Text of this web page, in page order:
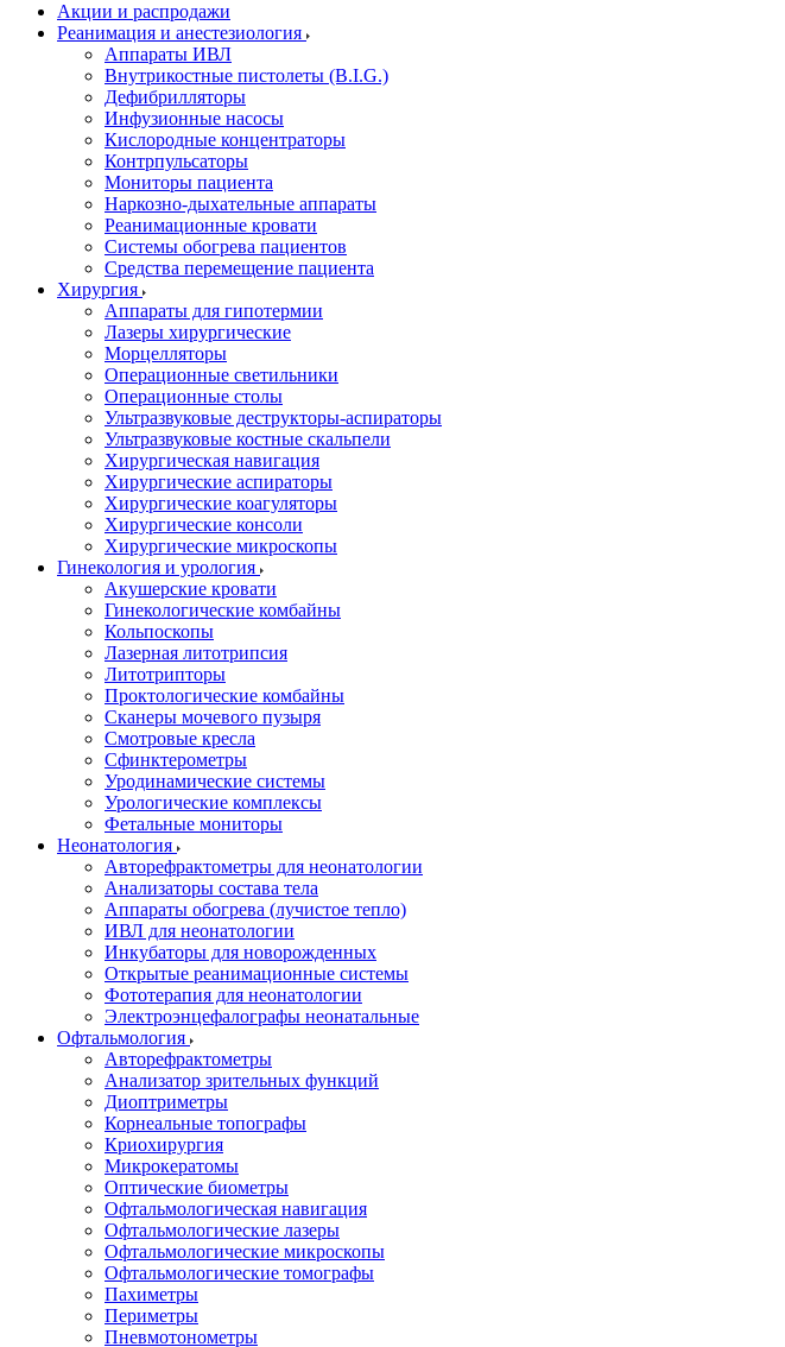
Акции и распродажи
Реанимация и анестезиология
Аппараты ИВЛ
Внутрикостные пистолеты (B.I.G.)
Дефибрилляторы
Инфузионные насосы
Кислородные концентраторы
Контрпульсаторы
Мониторы пациента
Наркозно-дыхательные аппараты
Реанимационные кровати
Системы обогрева пациентов
Средства перемещение пациента
Хирургия
Аппараты для гипотермии
Лазеры хирургические
Морцелляторы
Операционные светильники
Операционные столы
Ультразвуковые деструкторы-аспираторы
Ультразвуковые костные скальпели
Хирургическая навигация
Хирургические аспираторы
Хирургические коагуляторы
Хирургические консоли
Хирургические микроскопы
Гинекология и урология
Акушерские кровати
Гинекологические комбайны
Кольпоскопы
Лазерная литотрипсия
Литотрипторы
Проктологические комбайны
Сканеры мочевого пузыря
Смотровые кресла
Сфинктерометры
Уродинамические системы
Урологические комплексы
Фетальные мониторы
Неонатология
Авторефрактометры для неонатологии
Анализаторы состава тела
Аппараты обогрева (лучистое тепло)
ИВЛ для неонатологии
Инкубаторы для новорожденных
Открытые реанимационные системы
Фототерапия для неонатологии
Электроэнцефалографы неонатальные
Офтальмология
Авторефрактометры
Анализатор зрительных функций
Диоптриметры
Корнеальные топографы
Криохирургия
Микрокератомы
Оптические биометры
Офтальмологическая навигация
Офтальмологические лазеры
Офтальмологические микроскопы
Офтальмологические томографы
Пахиметры
Периметры
Пневмотонометры